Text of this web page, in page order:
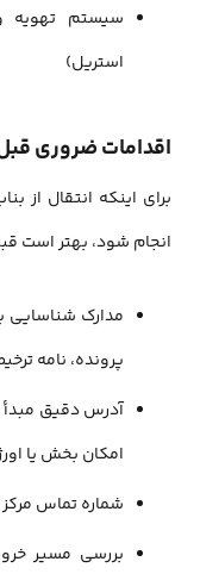
سیستم تهویه
استریل)
اقدامات ضروری
برای اینکه انتقال از
انجام شود، بهتر است
مدارک شناسایی
پرونده، نامه
آدرس دقیق مبدأ
امکان بخش یا
شماره تماس
بررسی مسیر